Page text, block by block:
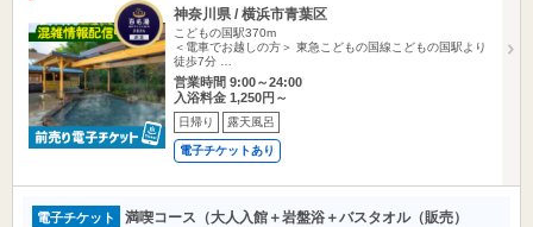
神奈川県 / 横浜市青葉区
こどもの国駅370m
＜電車でお越しの方＞ 東急こどもの国線こどもの国駅より
徒歩7分 …
営業時間 9:00～24:00
入浴料金 1,250円～
日帰り 露天風呂
電子チケットあり
電子チケット
満喫コース（大人入館＋岩盤浴＋バスタオル（販売）